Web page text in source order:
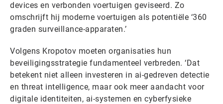
devices en verbonden voertuigen geviseerd. Zo
omschrijft hij moderne voertuigen als potentiële ‘360
graden surveillance-apparaten.’
Volgens Kropotov moeten organisaties hun
beveiligingsstrategie fundamenteel verbreden. ‘Dat
betekent niet alleen investeren in ai-gedreven detectie
en threat intelligence, maar ook meer aandacht voor
digitale identiteiten, ai-systemen en cyberfysieke